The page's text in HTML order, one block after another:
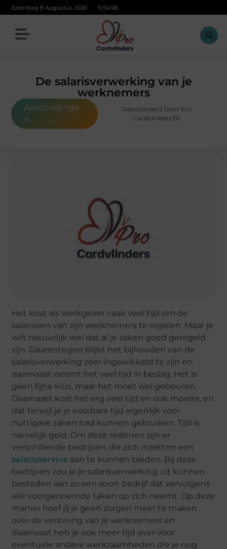
Zaterdag 8 Augustus 2026 11:54:59
De salarisverwerking van je
werknemers
Aanbiedinge
n
Gepubliceerd Door Pro
Cardvlinders.nl
Het kost als werkgever vaak veel tijd om de
salarissen van zijn werknemers te regelen. Maar je
wilt natuurlijk wel dat al je zaken goed geregeld
zijn. Daarentegen blijkt het bijhouden van de
salarisverwerking zeer ingewikkeld te zijn en
daarnaast neemt het veel tijd in beslag. Het is
geen fijne klus, maar het moet wel gebeuren.
Daarnaast kost het erg veel tijd en ook moeite, en
dat terwijl je je kostbare tijd eigenlijk voor
nuttigere zaken had kunnen gebruiken. Tijd is
namelijk geld. Om deze redenen zijn er
verschillende bedrijven die zich inzetten een
salarisservice aan te kunnen bieden. Bij deze
bedrijven zou je je salarisverwerking uit kunnen
besteden aan zo een soort bedrijf dat vervolgens
alle voorgenoemde taken op zich neemt. Op deze
manier hoef jij je geen zorgen meer te maken
over de verloning van je werknemers en
daarnaast heb je ook meer tijd over voor
eventuele andere werkzaamheden die je nog